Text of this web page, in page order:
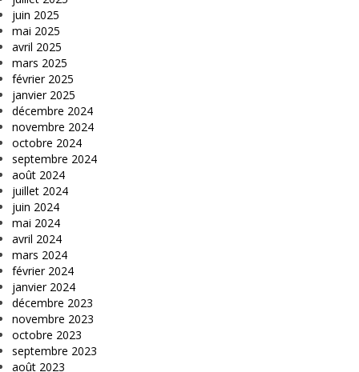
juin 2025
mai 2025
avril 2025
mars 2025
février 2025
janvier 2025
décembre 2024
novembre 2024
octobre 2024
septembre 2024
août 2024
juillet 2024
juin 2024
mai 2024
avril 2024
mars 2024
février 2024
janvier 2024
décembre 2023
novembre 2023
octobre 2023
septembre 2023
août 2023